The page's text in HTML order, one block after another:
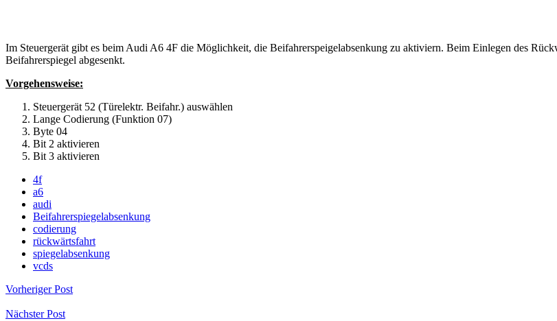
Im Steuergerät gibt es beim Audi A6 4F die Möglichkeit, die Beifahrerspeigelabsenkung zu aktiviern. Beim Einlegen des
Beifahrerspiegel abgesenkt.
Vorgehensweise:
Steuergerät 52 (Türelektr. Beifahr.) auswählen
Lange Codierung (Funktion 07)
Byte 04
Bit 2 aktivieren
Bit 3 aktivieren
4f
a6
audi
Beifahrerspiegelabsenkung
codierung
rückwärtsfahrt
spiegelabsenkung
vcds
Vorheriger Post
Nächster Post